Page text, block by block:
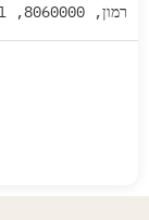
רמון, 8060000, Israel